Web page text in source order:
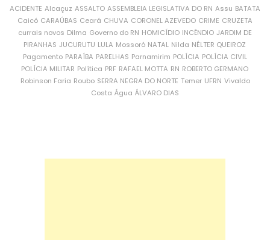
ACIDENTE Alcaçuz ASSALTO ASSEMBLEIA LEGISLATIVA DO RN Assu BATATA
Caicó CARAÚBAS Ceará CHUVA CORONEL AZEVEDO CRIME CRUZETA
currais novos Dilma Governo do RN HOMICÍDIO INCÊNDIO JARDIM DE
PIRANHAS JUCURUTU LULA Mossoró NATAL Nilda NÉLTER QUEIROZ
Pagamento PARAÍBA PARELHAS Parnamirim POLÍCIA POLÍCIA CIVIL
POLÍCIA MILITAR Política PRF RAFAEL MOTTA RN ROBERTO GERMANO
Robinson Faria Roubo SERRA NEGRA DO NORTE Temer UFRN Vivaldo
Costa Água ÁLVARO DIAS